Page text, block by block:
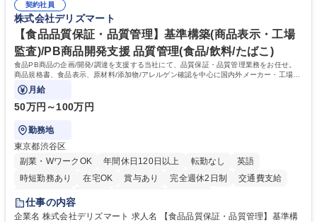
でも質問・相談できる環境が整っているため、安心して成長できます。 募
集職種 【森ビルG】人事・総務◆賞与5ヶ月◆年休120日◆残業少なめ◆
リモート可
務に挑戦できるため、自身の成長と組織への貢献度をダイレクトに実感で
きます。 残業少なめ、週1日リモート可など、ワークライフバランスを保
ち長期活躍できる環境です。 「これまでの幅広い経験を活かし、長期的な
キャリアを築きたい」という前向きな意欲と挑戦を全力で応援します。 学
歴・資格 学歴：大学院 大学 高専 短大 専修学校 高校 語学力： 資格：日商
簿記検定1級 日商簿記検定2級 日商簿記検定3級
契約社員
株式会社デリズマート
【食品品質保証・品質管理】基準構築(商品表示・工場
監査)/PB商品開発支援 品質管理(食品/飲料/たばこ)
食品PB商品の企画/開発/調達を支援する当社にて、品質保証・品質管理業務をお任せ。
商品規格書、食品表示、原材料/添加物/アレルゲン確認を中心に国内外メーカー・工場の
品質基準整備から発売後対応まで担います。
月給
50万円～100万円
勤務地
東京都渋谷区
副業・WワークOK
年間休日120日以上 転勤なし
英語
時短勤務あり
在宅OK 賞与あり 完全週休2日制
交通費支給
駅近5分以内
仕事の内容
企業名 株式会社デリズマート 求人名 【食品品質保証・品質管理】基準構